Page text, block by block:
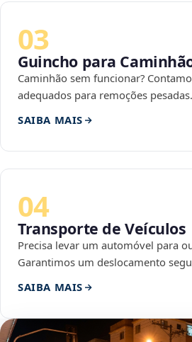
03
Guincho para
Caminhão sem funcionar?
adequados para remoções pesadas.
SAIBA MAIS
04
Transporte de Veículos
Precisa levar um automóvel para
Garantimos um deslocamento
SAIBA MAIS